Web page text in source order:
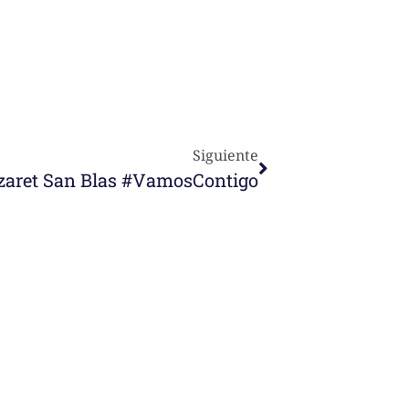
Siguiente
San Blas #VamosContigo